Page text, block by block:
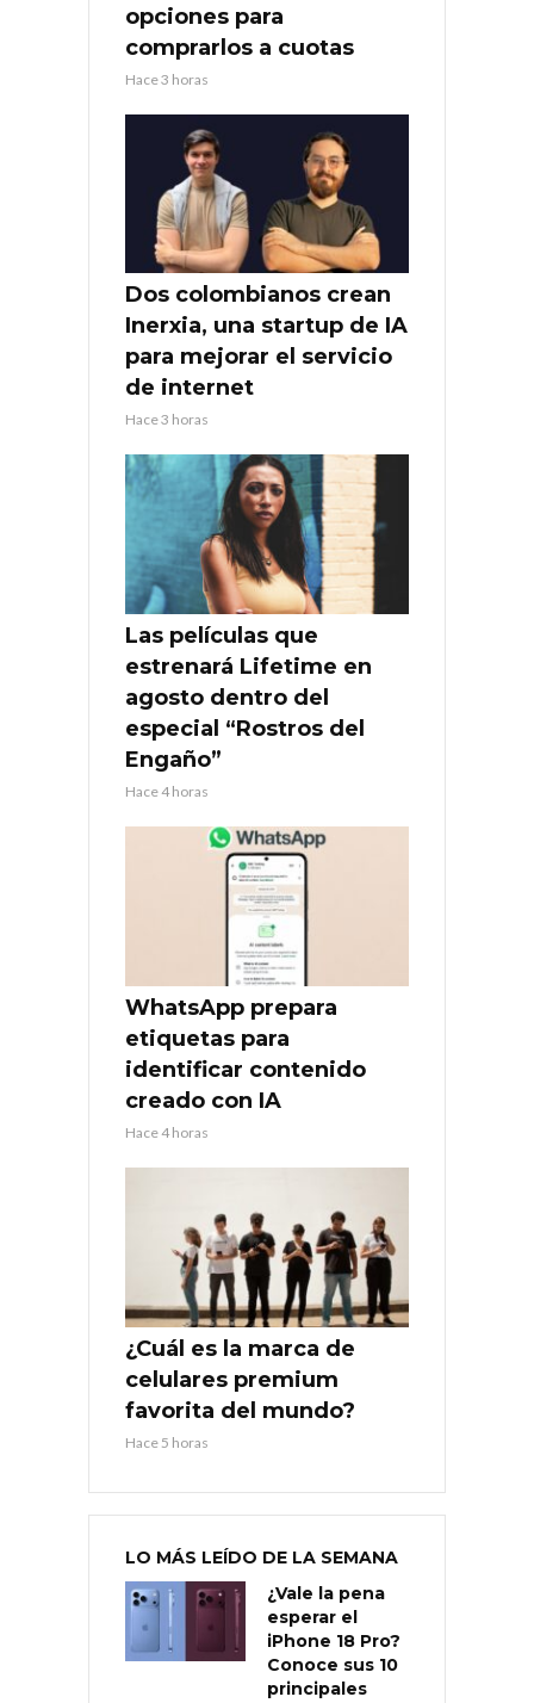
opciones para
comprarlos a cuotas
Hace 3 horas
Dos colombianos crean
Inerxia, una startup de IA
para mejorar el servicio
de internet
Hace 3 horas
Las películas que
estrenará Lifetime en
agosto dentro del
especial “Rostros del
Engaño”
Hace 4 horas
WhatsApp prepara
etiquetas para
identificar contenido
creado con IA
Hace 4 horas
¿Cuál es la marca de
celulares premium
favorita del mundo?
Hace 5 horas
LO MÁS LEÍDO DE LA SEMANA
¿Vale la pena
esperar el
iPhone 18 Pro?
Conoce sus 10
principales